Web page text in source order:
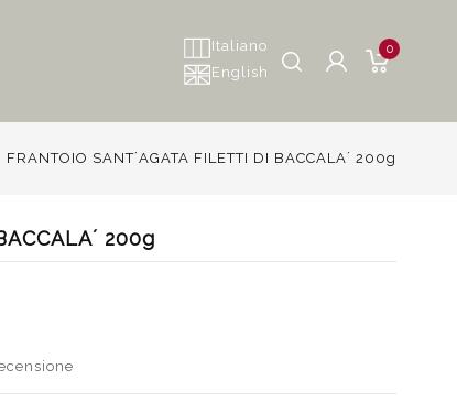
Italiano
English
0
FRANTOIO SANT´AGATA FILETTI DI BACCALA´ 200g
200g